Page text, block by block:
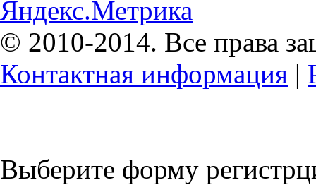
© 2010-2014. Все права
Контактная информация |
Выберите форму